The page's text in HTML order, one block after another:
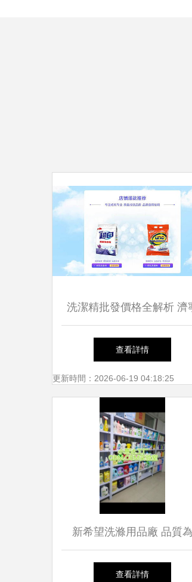
洗潔精批發價格全解析 濟
碧海洗滌用品成行業焦點
查看詳情
更新時間：2026-06-19 04:18:25
新希望洗滌用品廠 品質為
先，潔凈無憂
查看詳情